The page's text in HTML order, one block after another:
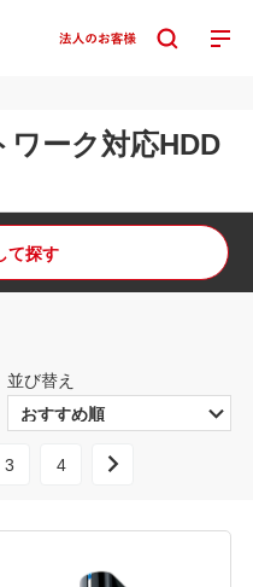
ーク対応HDD
て探す
並び替え
3 4